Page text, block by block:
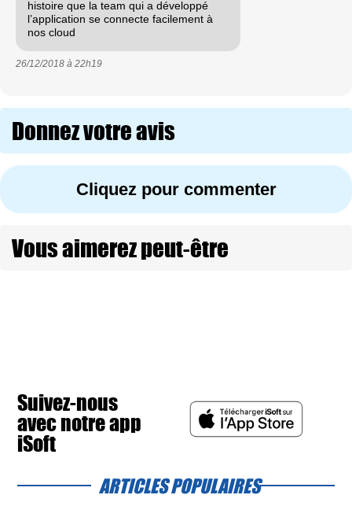
histoire que la team qui a développé
l’application se connecte facilement à
nos cloud
26/12/2018 à 22h19
Donnez votre avis
Cliquez pour commenter
Vous aimerez peut-être
Suivez-nous
avec notre app
iSoft
ARTICLES POPULAIRES